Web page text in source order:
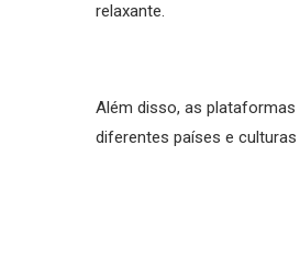
relaxante.
Além disso, as
diferentes países e